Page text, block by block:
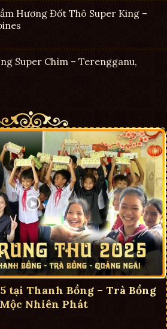
Hương Đốt Thô Super King –
Super Chìm – Terengganu,
tại Thanh Bồng – Trà Bồng
Nhiên Phát